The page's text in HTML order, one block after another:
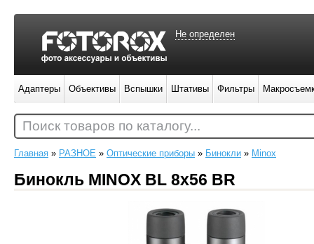
Главная » РАЗНОЕ » Оптические приборы » Бинокли » Minox
Бинокль MINOX BL 8x56 BR
Не определен
Адаптеры Объективы Вспышки Штативы Фильтры
Поиск товаров по каталогу...